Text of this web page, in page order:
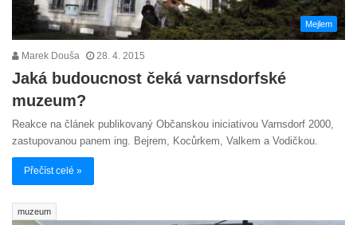
Mejlem
Marek Douša 28. 4. 2015
Jaká budoucnost čeká varnsdorfské
muzeum?
Reakce na článek publikovaný Občanskou iniciativou Varnsdorf 2000,
zastupovanou panem ing. Bejrem, Kocůrkem, Valkem a Vodičkou.
Přečíst celé »
muzeum